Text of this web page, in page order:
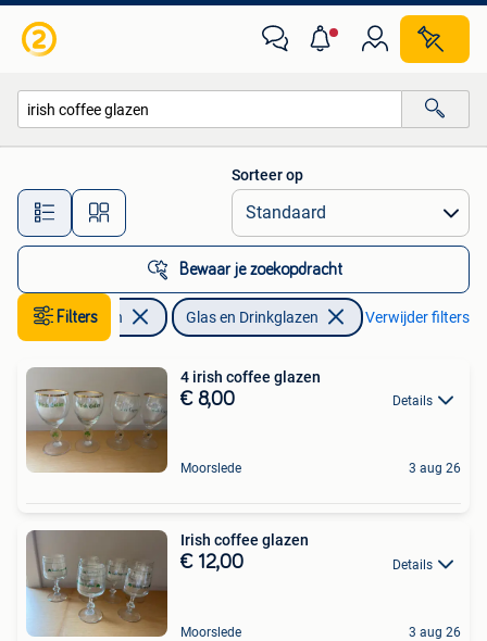
Alle afstanden…
Sorteer op
Bewaar je zoekopdracht
Filters
Verzamelen Glas en Drinkglazen Verwijder filters
4 irish coffee glazen
€ 8,00 Details
Moorslede 3 aug 26
Irish coffee glazen
€ 12,00 Details
Moorslede 3 aug 26